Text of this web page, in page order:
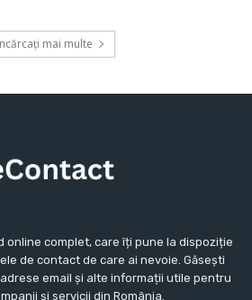
mai multe
online complet, care îți pune la dispoziție
de contact de care ai nevoie. Găsești
email și alte informații utile pentru
și servicii din România.